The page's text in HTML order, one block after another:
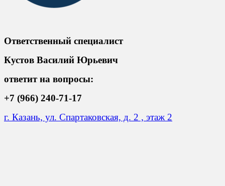
Ответственный специалист
Кустов Василий Юрьевич
ответит на вопросы:
+7 (966) 240-71-17
г. Казань, ул. Спартаковская, д. 2 , этаж 2